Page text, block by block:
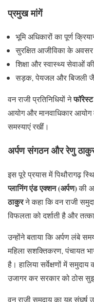
प्रमुख मांगें
भूमि अधिकारों का पूर्ण
सुरक्षित आजीविका के अवसर
शिक्षा और स्वास्थ्य सेवाओं
सड़क, पेयजल और बिजली
वन राजी प्रतिनिधियों ने
आयोग और मानवाधिकार
समस्याएं रखीं।
अर्पण संगठन और रेणु
इस पूरे प्रयास में पिथौरागढ़
प्लानिंग एंड एक्शन (अर्पण)की
ठाकुरने कहा कि वन राजी
विफलता को दर्शाती है और
उन्होंने बताया कि अर्पण लंबे
महिला सशक्तिकरण, पंचायत
है। हालिया सर्वेक्षणों में
उजागर कर सरकार को ठोस
वन राजी समुदाय का यह संघर्ष